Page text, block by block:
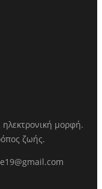
ηλεκτρονική μορφή.
ζωής.